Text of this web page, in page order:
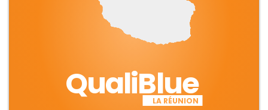
QualiBlue
LA RÉUNION